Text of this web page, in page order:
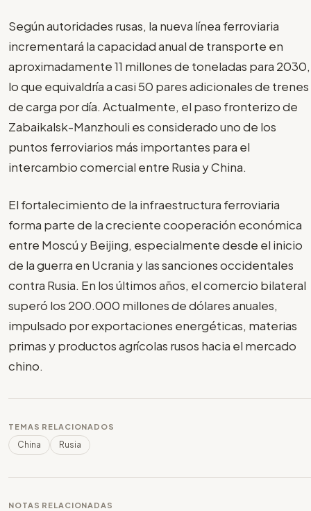
Según autoridades rusas, la nueva línea ferroviaria
incrementará la capacidad anual de transporte en
aproximadamente 11 millones de toneladas para 2030,
lo que equivaldría a casi 50 pares adicionales de trenes
de carga por día. Actualmente, el paso fronterizo de
Zabaikalsk-Manzhouli es considerado uno de los
puntos ferroviarios más importantes para el
intercambio comercial entre Rusia y China.
El fortalecimiento de la infraestructura ferroviaria
forma parte de la creciente cooperación económica
entre Moscú y Beijing, especialmente desde el inicio
de la guerra en Ucrania y las sanciones occidentales
contra Rusia. En los últimos años, el comercio bilateral
superó los 200.000 millones de dólares anuales,
impulsado por exportaciones energéticas, materias
primas y productos agrícolas rusos hacia el mercado
chino.
TEMAS RELACIONADOS
China Rusia
NOTAS RELACIONADAS